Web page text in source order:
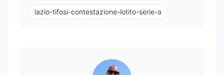
lazio-tifosi-contestazione-lotito-serie-a